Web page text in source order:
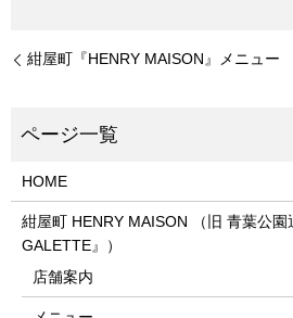
紺屋町『HENRY MAISON』メニュー
HOME
紺屋町 HENRY MAISON （旧 青葉公園
GALETTE』）
店舗案内